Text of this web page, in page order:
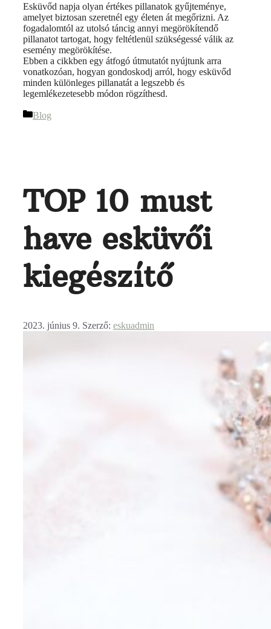
Esküvőd napja olyan értékes pillanatok gyűjteménye,
amelyet biztosan szeretnél egy életen át megőrizni. Az
fogadalomtól az utolsó táncig annyi megörökítendő
pillanatot tartogat, hogy feltétlenül szükségessé válik az
esemény megörökítése.
Ebben a cikkben egy átfogó útmutatót nyújtunk arra
vonatkozóan, hogyan gondoskodj arról, hogy esküvőd
minden különleges pillanatát a legszebb és
legemlékezetesebb módon rögzíthesd.
Blog
TOP 10 must
have esküvői
kiegészítő
2023. június 9. Szerző: eskuadmin